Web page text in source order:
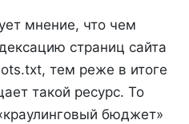
мнение, что чем
страниц сайта
тем реже в итоге
такой ресурс. То
бюджет»